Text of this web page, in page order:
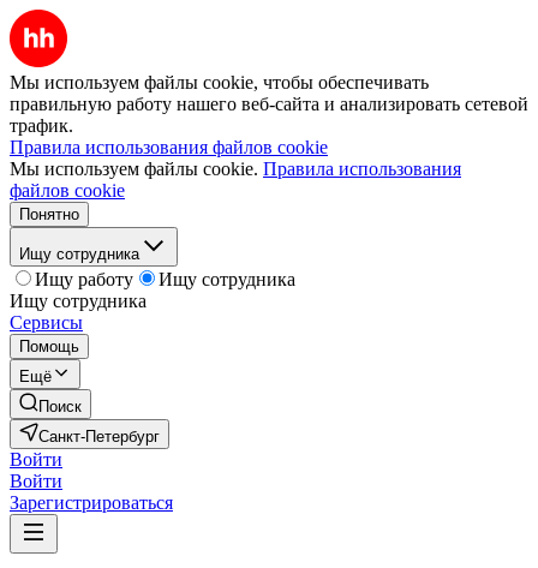
Мы используем файлы cookie, чтобы обеспечивать
правильную работу нашего веб-сайта и анализировать сетевой
трафик.
Правила использования файлов cookie
Мы используем файлы cookie. Правила использования
файлов cookie
Понятно
Ищу сотрудника
Ищу работу
Ищу сотрудника
Ищу сотрудника
Сервисы
Помощь
Ещё
Поиск
Санкт-Петербург
Войти
Войти
Зарегистрироваться